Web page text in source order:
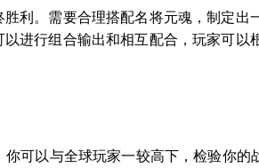
利。需要合理搭配名将元魂，制定出
进行组合输出和相互配合，玩家可以
可以与全球玩家一较高下，检验你